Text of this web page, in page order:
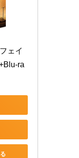
ェイ
ra